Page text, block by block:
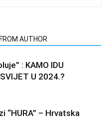
AUTHOR
: KAMO IDU
U 2024.?
“HURA” – Hrvatska